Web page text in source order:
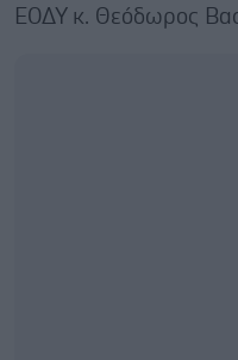
ΕΟΔΥ κ. Θεόδωρος